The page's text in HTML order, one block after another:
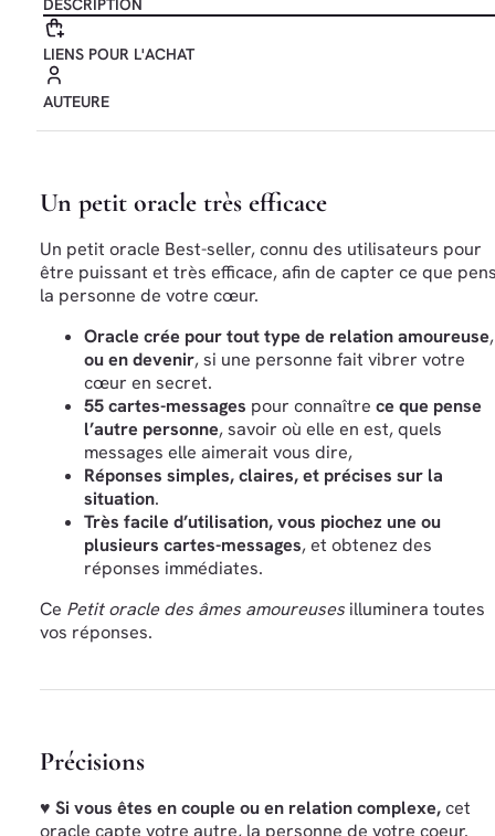
DESCRIPTION
LIENS POUR L'ACHAT
AUTEURE
Un petit oracle très efficace
Un petit oracle Best-seller, connu des utilisateurs pour
être puissant et très efficace, afin de capter ce que
la personne de votre cœur.
Oracle crée pour tout type de relation amoureuse,
ou en devenir, si une personne fait vibrer votre
cœur en secret.
55 cartes-messages pour connaître ce que pense
l’autre personne, savoir où elle en est, quels
messages elle aimerait vous dire,
Réponses simples, claires, et précises sur la
situation.
Très facile d’utilisation, vous piochez une ou
plusieurs cartes-messages, et obtenez des
réponses immédiates.
Ce Petit oracle des âmes amoureuses illuminera toutes
vos réponses.
Précisions
♥ Si vous êtes en couple ou en relation complexe,cet
oracle capte votre autre, la personne de votre coeur.